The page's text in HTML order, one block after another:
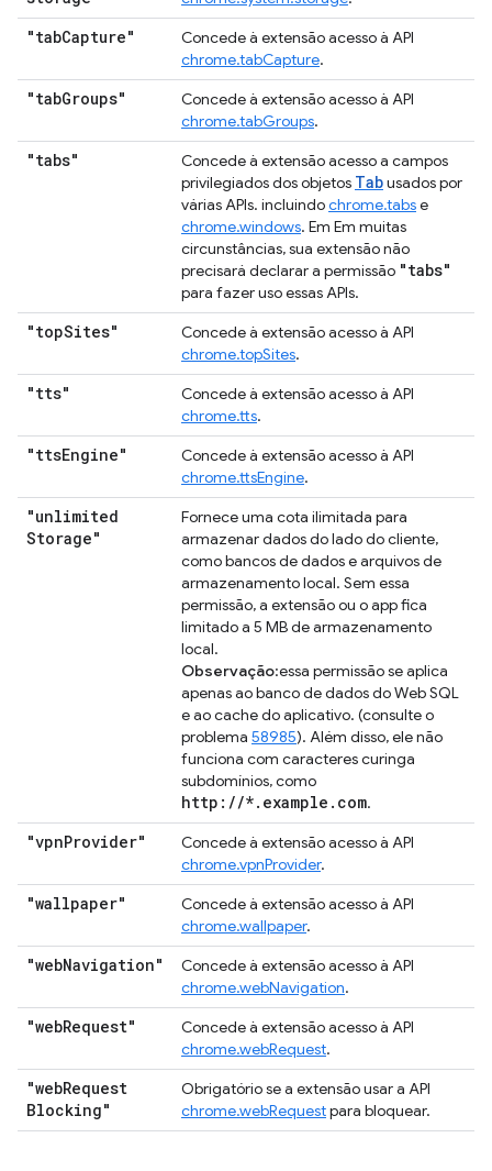
"tabCapture"
Concede à extensão acesso à API
chrome.tabCapture.
"tabGroups"
Concede à extensão acesso à API
chrome.tabGroups.
"tabs"
Concede à extensão acesso a campos
privilegiados dos objetos Tabusados por
várias APIs. incluindochrome.tabse
chrome.windows. Em Em muitas
circunstâncias, sua extensão não
precisará declarar a permissão "tabs"
para fazer uso essas APIs.
"topSites"
Concede à extensão acesso à API
chrome.topSites.
"tts"
Concede à extensão acesso à API
chrome.tts.
"ttsEngine"
Concede à extensão acesso à API
chrome.ttsEngine.
"unlimited
Storage"
Fornece uma cota ilimitada para
armazenar dados do lado do cliente,
como bancos de dados e arquivos de
armazenamento local. Sem essa
permissão, a extensão ou o app fica
limitado a 5 MB de armazenamento
local.
Observação:essa permissão se aplica
apenas ao banco de dados do Web SQL
e ao cache do aplicativo. (consulte o
problema 58985). Além disso, ele não
funciona com caracteres curinga
subdomínios, como
http://*.example.com.
"vpnProvider"
Concede à extensão acesso à API
chrome.vpnProvider.
"wallpaper"
Concede à extensão acesso à API
chrome.wallpaper.
"webNavigation"
Concede à extensão acesso à API
chrome.webNavigation.
"webRequest"
Concede à extensão acesso à API
chrome.webRequest.
"webRequest
Blocking"
Obrigatório se a extensão usar a API
chrome.webRequestpara bloquear.